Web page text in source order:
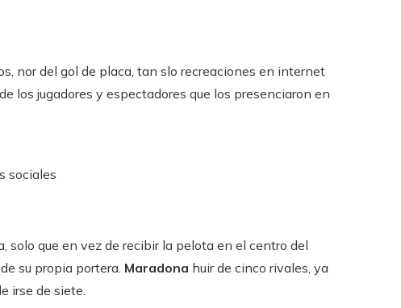
nor del gol de placa, tan slo recreaciones en internet
los jugadores y espectadores que los presenciaron en
sociales
solo que en vez de recibir la pelota en el centro del
su propia portera. Maradona huir de cinco rivales, ya
irse de siete.